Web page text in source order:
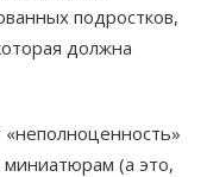
подростков,
должна
(а это,